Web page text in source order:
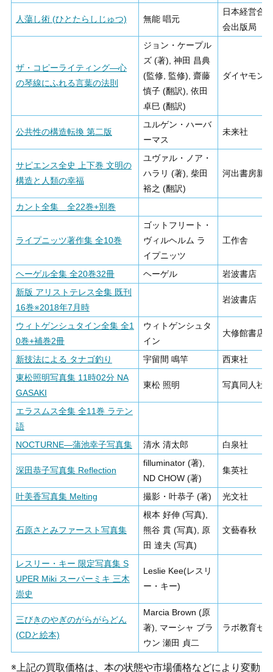
人蕩し術 (ひとたらしじゅつ) 無能 唱元
日本経営合
会出版局
ザ・コピーライティング―心
の琴線にふれる言葉の法則
ジョン・ケープル
ズ (著), 神田 昌典
(監修, 監修), 齋藤
慎子 (翻訳), 依田
卓巳 (翻訳)
ダイヤモン
公共性の構造転換 第二版
ユルゲン・ハーバ
ーマス
未来社
サピエンス全史 上下巻 文明の
構造と人類の幸福
ユヴァル・ノア・
ハラリ (著), 柴田
裕之 (翻訳)
河出書房新社
カント全集 全22巻+別巻
ライプニッツ著作集 全10巻
ゴットフリート・
ヴィルヘルム ラ
イプニッツ
工作舎
ヘーゲル全集 全20巻32冊 ヘーゲル
岩波書店
新版 アリストテレス全集 既刊
16巻※2018年7月時
岩波書店
ウィトゲンシュタイン全集 全1
0巻+補巻2冊
ウィトゲンシュタ
イン
大修館書店
新技法による タナゴ釣り 宇留間 鳴竿
西東社
東松照明写真集 11時02分 NA
GASAKI
東松 照明 写真同人社
エラスムス全集 全11巻 ラテン
語
NOCTURNE―蒲池幸子写真集
清水 清太郎 白泉社
深田恭子写真集 Reflection
filluminator (著),
ND CHOW (著)
集英社
叶美香写真集 Melting 撮影・叶恭子 (著) 光文社
石原さとみファースト写真集
根本 好伸 (写真),
熊谷 貫 (写真), 原
田 達夫 (写真)
文藝春秋
レスリー・キー 限定写真集 S
UPER Miki スーパーミキ 三木
崇史
Leslie Kee(レスリ
ー・キー)
三びきのやぎのがらがらどん
(CDと絵本)
Marcia Brown (原
著), マーシャ ブラ
ウン 瀬田 貞二
ラボ教育セ
※上記の買取価格は、本の状態や市場価格などにより変動